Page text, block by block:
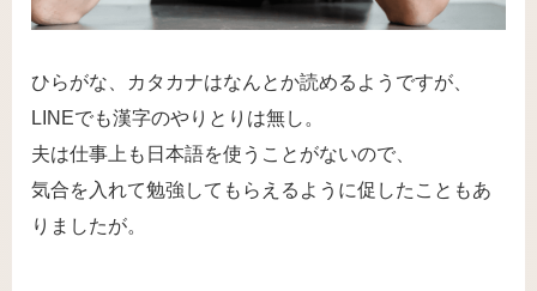
ひらがな、カタカナはなんとか読めるようですが、
LINEでも漢字のやりとりは無し。
夫は仕事上も日本語を使うことがないので、
気合を入れて勉強してもらえるように促したこともあ
りましたが。